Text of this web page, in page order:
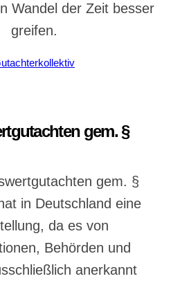
Wandel der Zeit besser
greifen.
gem. §
gem. §
in Deutschland eine
da es von
Behörden und
anerkannt